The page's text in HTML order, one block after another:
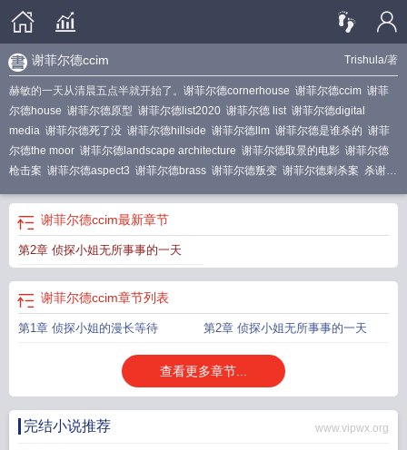
Trishula/著
谢菲尔德ccim
赫敏的一天从清晨五点半就开始了。 谢菲尔德cornerhouse 谢菲尔德ccim 谢菲
尔德house 谢菲尔德原型 谢菲尔德list2020 谢菲尔德 list 谢菲尔德digital
media 谢菲尔德死了没 谢菲尔德hillside 谢菲尔德llm 谢菲尔德是谁杀的 谢菲
尔德the moor 谢菲尔德landscape architecture 谢菲尔德取景的电影 谢菲尔德
枪击案 谢菲尔德aspect3 谢菲尔德brass 谢菲尔德叛变 谢菲尔德刺杀案 杀谢菲
谢菲尔德digital media and society
number 1 谢菲尔德
谢菲尔德ccim最新章节
第2章 侦探小姐无所事事的一天
谢菲尔德ccim章节列表
第1章 侦探小姐的漫长等待 第2章 侦探小姐无所事事的一天
查看更多章节...
完结小说推荐 www.vipwx.org